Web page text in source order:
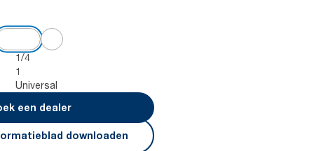
1/4
1
Universal
een dealer
downloaden